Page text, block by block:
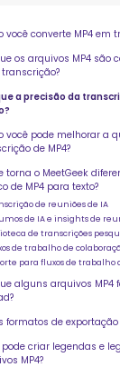
você converte MP4 em
os arquivos MP4 são
a precisão da
você pode melhorar a
de MP4?
torna o MeetGeek
de MP4 para texto?
de reuniões de IA
de IA e insights de
de transcrições
de trabalho de
para fluxos de trabalho
alguns arquivos
formatos de exportação
pode criar legendas e
MP4?